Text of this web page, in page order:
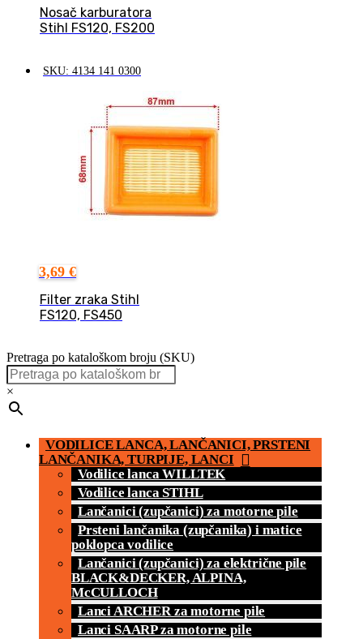
Nosač karburatora
Stihl FS120, FS200
SKU: 4134 141 0300
3,69 €
Filter zraka Stihl
FS120, FS450
Pretraga po kataloškom broju (SKU)
×
VODILICE LANCA, LANČANICI, PRSTENI
LANČANIKA, TURPIJE, LANCI
Vodilice lanca WILLTEK
Vodilice lanca STIHL
Lančanici (zupčanici) za motorne pile
Prsteni lančanika (zupčanika) i matice
poklopca vodilice
Lančanici (zupčanici) za električne pile
BLACK&DECKER, ALPINA,
McCULLOCH
Lanci ARCHER za motorne pile
Lanci SAARP za motorne pile